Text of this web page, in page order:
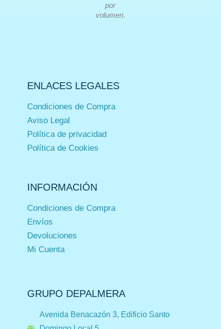
por
volumen.
ENLACES LEGALES
Condiciones de Compra
Aviso Legal
Política de privacidad
Política de Cookies
INFORMACIÓN
Condiciones de Compra
Envíos
Devoluciones
Mi Cuenta
GRUPO DEPALMERA
Avenida Benacazón 3, Edificio Santo